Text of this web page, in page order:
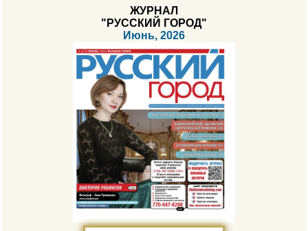
ЖУРНАЛ
"РУССКИЙ ГОРОД"
Июнь, 2026